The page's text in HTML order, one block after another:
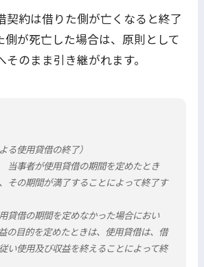
契約は借りた側が亡くなると終了
側が死亡した場合は、原則として
のまま引き継がれます。
る使用貸借の終了）
当事者が使用貸借の期間を定めたとき
その期間が満了することによって終了す
貸借の期間を定めなかった場合におい
の目的を定めたときは、使用貸借は、借
い使用及び収益を終えることによって終